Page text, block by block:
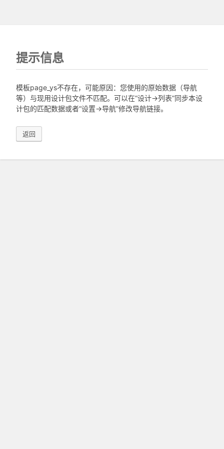
提示信息
模板page_ys不存在，可能原因：您使用的原始数据（导航
等）与现用设计包文件不匹配。可以在“设计->列表”同步本设
计包的匹配数据或者“设置->导航”修改导航链接。
返回